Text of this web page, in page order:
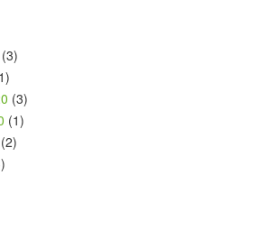
(3)
(3)
(1)
(2)